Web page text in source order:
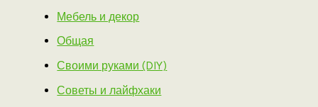
Мебель и декор
Общая
Своими руками (DIY)
Советы и лайфхаки